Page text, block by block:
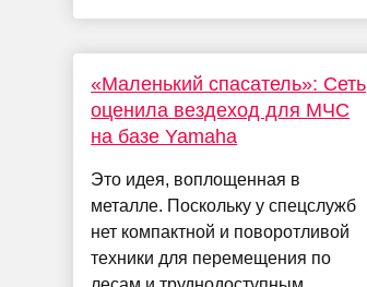
«Маленький спасатель»: Сеть
оценила вездеход для МЧС
на базе Yamaha
Это идея, воплощенная в
металле. Поскольку у спецслужб
нет компактной и поворотливой
техники для перемещения по